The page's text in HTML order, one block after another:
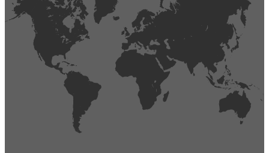
404Página no encontrada,
La página que buscas no existe o se ha cambiado de lugar.
Comprueba la URL e inténtalo de nuevo.
Ir a la página de inicio
Obtener soporte técnico